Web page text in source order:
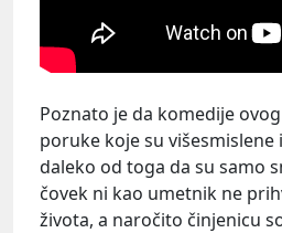
Poznato je da komedije
poruke koje su
daleko od toga da su samo
čovek ni kao umetnik ne
života, a naročito činjenicu